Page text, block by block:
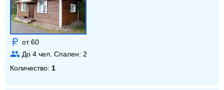
от 60
До 4 чел. Спален: 2
Количество: 1